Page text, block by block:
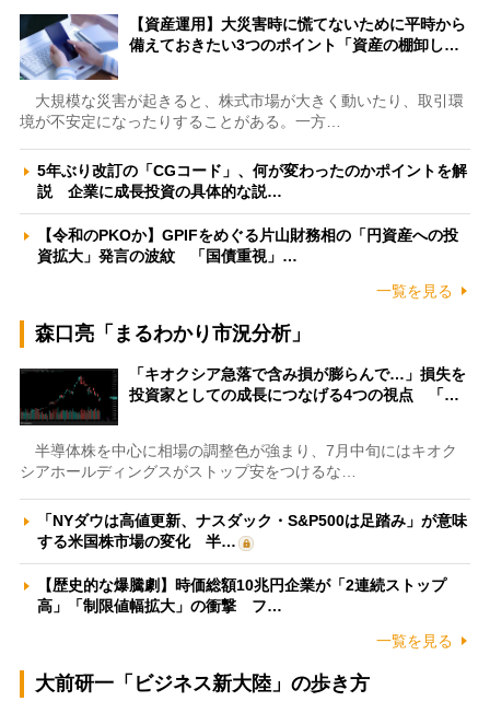
【資産運用】大災害時に慌てないために平時から
備えておきたい3つのポイント「資産の棚卸し…
大規模な災害が起きると、株式市場が大きく動いたり、取引環
境が不安定になったりすることがある。一方…
5年ぶり改訂の「CGコード」、何が変わったのかポイントを解
説 企業に成長投資の具体的な説…
【令和のPKOか】GPIFをめぐる片山財務相の「円資産への投
資拡大」発言の波紋 「国債重視」…
一覧を見る
森口亮「まるわかり市況分析」
「キオクシア急落で含み損が膨らんで…」損失を
投資家としての成長につなげる4つの視点 「…
半導体株を中心に相場の調整色が強まり、7月中旬にはキオク
シアホールディングスがストップ安をつけるな…
「NYダウは高値更新、ナスダック・S&P500は足踏み」が意味
する米国株市場の変化 半…
【歴史的な爆騰劇】時価総額10兆円企業が「2連続ストップ
高」「制限値幅拡大」の衝撃 フ…
一覧を見る
大前研一「ビジネス新大陸」の歩き方